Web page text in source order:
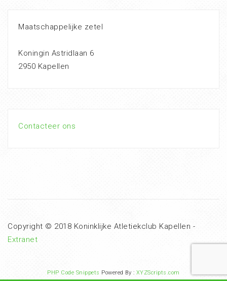
Maatschappelijke zetel
Koningin Astridlaan 6
2950 Kapellen
Contacteer ons
Copyright © 2018 Koninklijke Atletiekclub Kapellen -
Extranet
PHP Code Snippets Powered By : XYZScripts.com